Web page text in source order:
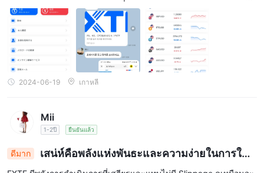
เพื่อเรียกร้องเงินเพิ่มเติม เราจะอัปเดตอีกครั้งเมื่อมีรายละเอียดเพิ่มเติม รู
ปลักษณ์จริงของเธอและบัตรประชาชนปลอมถูกอัปโหลดพร้อมกัน
2024-06-19 เกาหลี
Mii
1-2ปี ยืนยันแล้ว
ดีมาก
เสน่ห์คือพลังแห่งพันธะและความง่ายในการใช้ง